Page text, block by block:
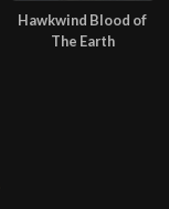
Hawkwind Blood of
The Earth